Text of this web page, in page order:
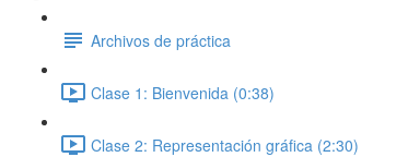
Archivos de práctica
Clase 1: Bienvenida (0:38)
Clase 2: Representación gráfica (2:30)